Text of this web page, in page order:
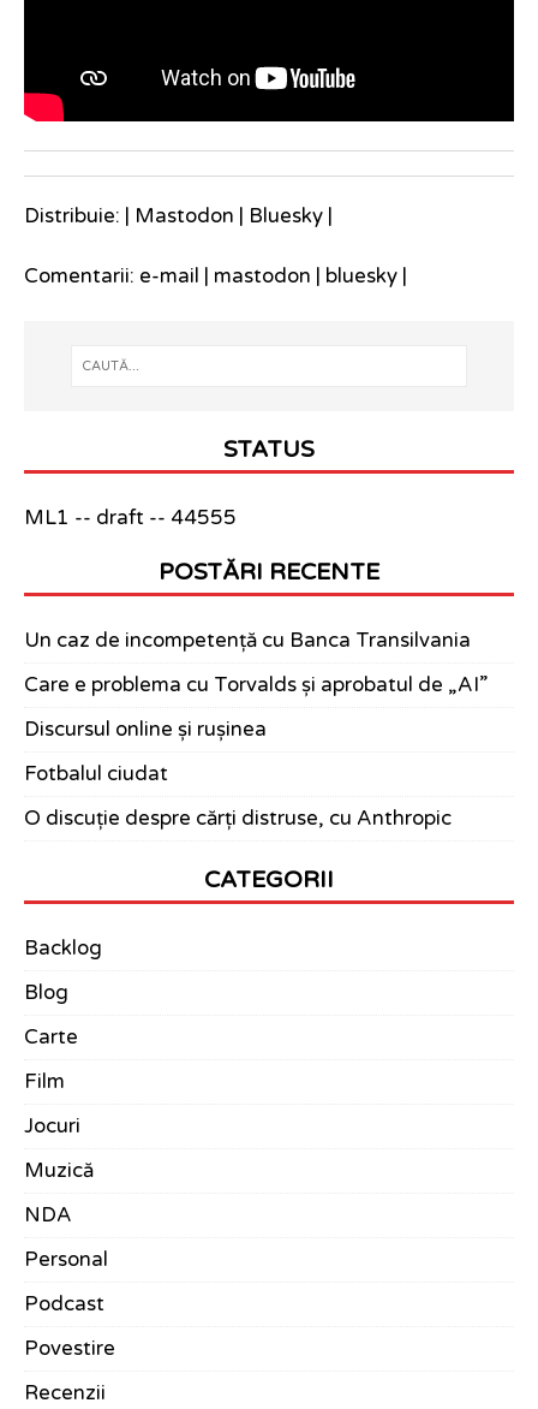
Distribuie: | Mastodon | Bluesky |
Comentarii: e-mail | mastodon | bluesky |
STATUS
ML1 -- draft -- 44555
POSTĂRI RECENTE
Un caz de incompetență cu Banca Transilvania
Care e problema cu Torvalds și aprobatul de „AI”
Discursul online și rușinea
Fotbalul ciudat
O discuție despre cărți distruse, cu Anthropic
CATEGORII
Backlog
Blog
Carte
Film
Jocuri
Muzică
NDA
Personal
Podcast
Povestire
Recenzii